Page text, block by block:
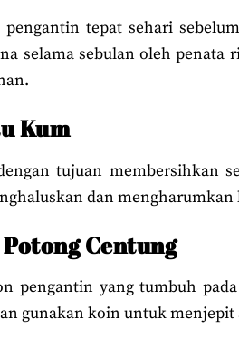
tepat sehari
selama sebulan oleh penata
Kum
tujuan membersihkan
dan
Centung
pengantin yang tumbuh
gunakan koin untuk menjepit